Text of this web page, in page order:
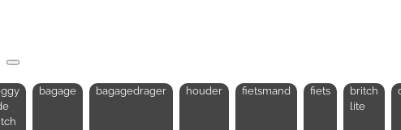
bagage bagagedrager houder fietsmand fiets
britch
lite